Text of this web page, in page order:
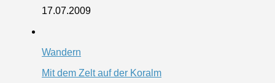
17.07.2009
Wandern
Mit dem Zelt auf der Koralm